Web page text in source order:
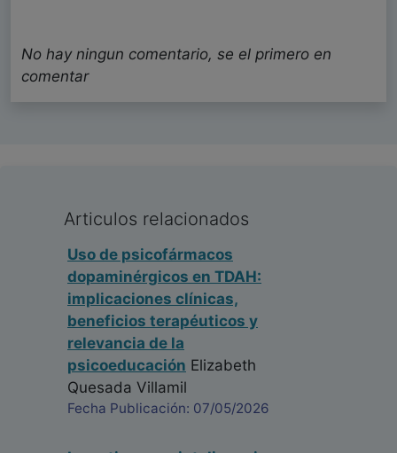
No hay ningun comentario, se el primero en
comentar
Articulos relacionados
Uso de psicofármacos
dopaminérgicos en TDAH:
implicaciones clínicas,
beneficios terapéuticos y
relevancia de la
psicoeducación Elizabeth
Quesada Villamil
Fecha Publicación: 07/05/2026